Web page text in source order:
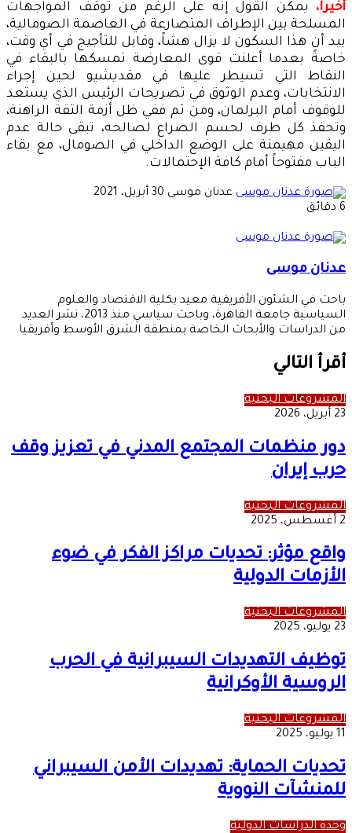
أخيراً، يمكن القول إنه على الرغم من توقف المواجهات
المسلحة بين الإطراف المتصارعة في العاصمة الصومالية،
بيد أن هذا السكون لا يزال هشاً، وقابل للتأجيج في أي وقت،
خاصةً بعدما أعلنت قوى المعارضة تمسكها بالبقاء في
النقاط التي تسيطر عليها في مقديشيو لحين إجراء
الانتخابات، وعدم الوثوق في تصريحات الرئيس الذي يستعد
للوقوف أمام البرلمان، ومن ثم ففي ظل أزمة الثقة الراهنة،
وتحفذ كل طرف لحسم الصراع لصالحه، تبقى حالة عدم
اليقين مهيمنة على الوضع الداخلي في الصومال، مع بقاء
الباب مفتوحاً أمام كافة الإحتمالات.
عدنان موسى أرسل
30 أبريل، 2021
6 دقائق
عدنان موسى
باحث في الشئون الأفريقية معيد بكلية الاقتصاد والعلوم
السياسية جامعة القاهرة، وباحث سياسي منذ 2013، نشر العديد
من الدراسات والأبحاث الخاصة بمنطقة الشرق الأوسط وأفريقيا.
أقرأ التالي
المشروعات البحثية
23 أبريل، 2026
دور منظمات المجتمع المدني في تعزيز وقف
حرب إيران
المشروعات البحثية
2 أغسطس، 2025
واقع مؤثر: تحديات مراكز الفكر في ضوء
الأزمات الدولية
المشروعات البحثية
23 يوليو، 2025
توظيف التهديدات السيبرانية في الحرب
الروسية الأوكرانية
المشروعات البحثية
11 يوليو، 2025
تحديات الحماية: تهديدات الأمن السيبراني
للمنشآت النووية
وحدة الدراسات الدولية